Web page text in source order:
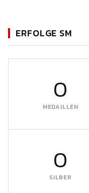
ERFOLGE SM
0
MEDAILLEN
0
SILBER